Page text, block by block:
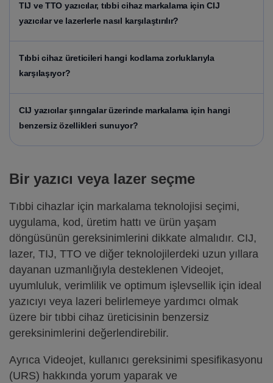
TIJ ve TTO yazıcılar, tıbbi cihaz markalama için CIJ
yazıcılar ve lazerlerle nasıl karşılaştırılır?
Tıbbi cihaz üreticileri hangi kodlama zorluklarıyla
karşılaşıyor?
CIJ yazıcılar şırıngalar üzerinde markalama için hangi
benzersiz özellikleri sunuyor?
Bir yazıcı veya lazer seçme
Tıbbi cihazlar için markalama teknolojisi seçimi,
uygulama, kod, üretim hattı ve ürün yaşam
döngüsünün gereksinimlerini dikkate almalıdır. CIJ,
lazer, TIJ, TTO ve diğer teknolojilerdeki uzun yıllara
dayanan uzmanlığıyla desteklenen Videojet,
uyumluluk, verimlilik ve optimum işlevsellik için ideal
yazıcıyı veya lazeri belirlemeye yardımcı olmak
üzere bir tıbbi cihaz üreticisinin benzersiz
gereksinimlerini değerlendirebilir.
Ayrıca Videojet, kullanıcı gereksinimi spesifikasyonu
(URS) hakkında yorum yaparak ve